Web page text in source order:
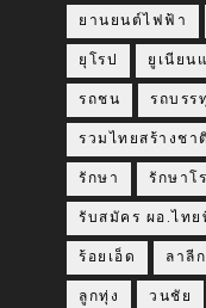
ยานยนต์ไฟฟ้า
ยุโรป ยูเนียน
รถชน รถบรร
รวมไทยสร้างชาติ
รักษา รักษาโ
รับสมัคร ผอ.ไทย
ร้อยเอ็ด ลาลี
ลูกทุ่ง วนชัย